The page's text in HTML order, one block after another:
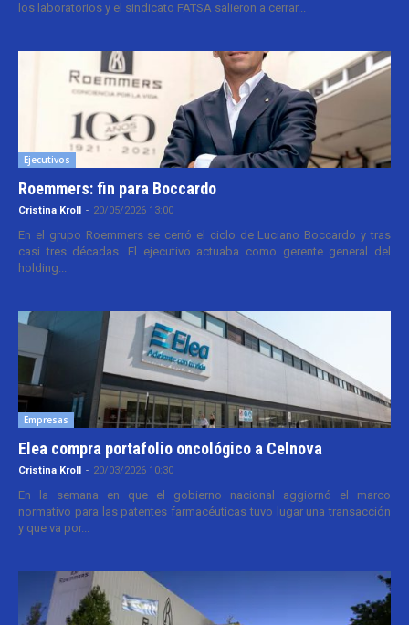
los laboratorios y el sindicato FATSA salieron a cerrar...
Ejecutivos
Roemmers: fin para Boccardo
Cristina Kroll - 20/05/2026 13:00
En el grupo Roemmers se cerró el ciclo de Luciano Boccardo y tras
casi tres décadas. El ejecutivo actuaba como gerente general del
holding...
Empresas
Elea compra portafolio oncológico a Celnova
Cristina Kroll - 20/03/2026 10:30
En la semana en que el gobierno nacional aggiornó el marco
normativo para las patentes farmacéuticas tuvo lugar una transacción
y que va por...